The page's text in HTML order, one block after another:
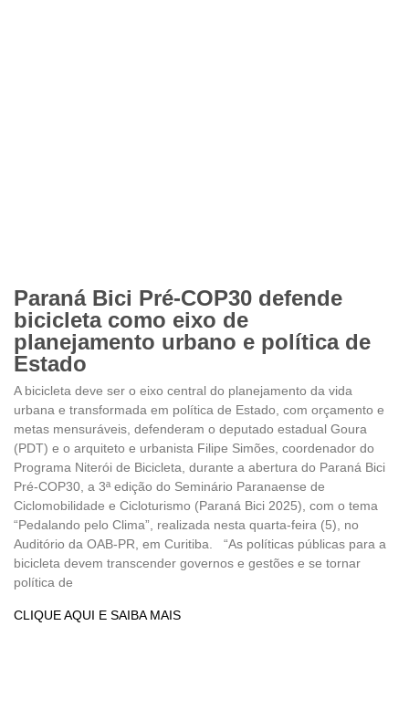
Paraná Bici Pré-COP30 defende
bicicleta como eixo de
planejamento urbano e política de
Estado
A bicicleta deve ser o eixo central do planejamento da vida
urbana e transformada em política de Estado, com orçamento e
metas mensuráveis, defenderam o deputado estadual Goura
(PDT) e o arquiteto e urbanista Filipe Simões, coordenador do
Programa Niterói de Bicicleta, durante a abertura do Paraná Bici
Pré-COP30, a 3ª edição do Seminário Paranaense de
Ciclomobilidade e Cicloturismo (Paraná Bici 2025), com o tema
“Pedalando pelo Clima”, realizada nesta quarta-feira (5), no
Auditório da OAB-PR, em Curitiba. “As políticas públicas para a
bicicleta devem transcender governos e gestões e se tornar
política de
CLIQUE AQUI E SAIBA MAIS